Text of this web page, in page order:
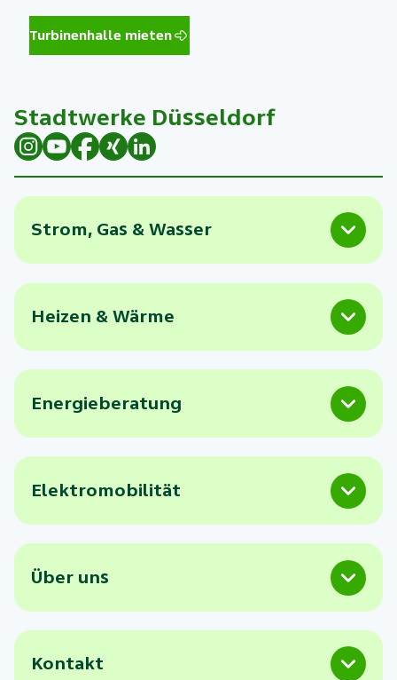
Turbinenhalle mieten
Stadtwerke Düsseldorf
Strom, Gas & Wasser
Heizen & Wärme
Energieberatung
Elektromobilität
Über uns
Kontakt